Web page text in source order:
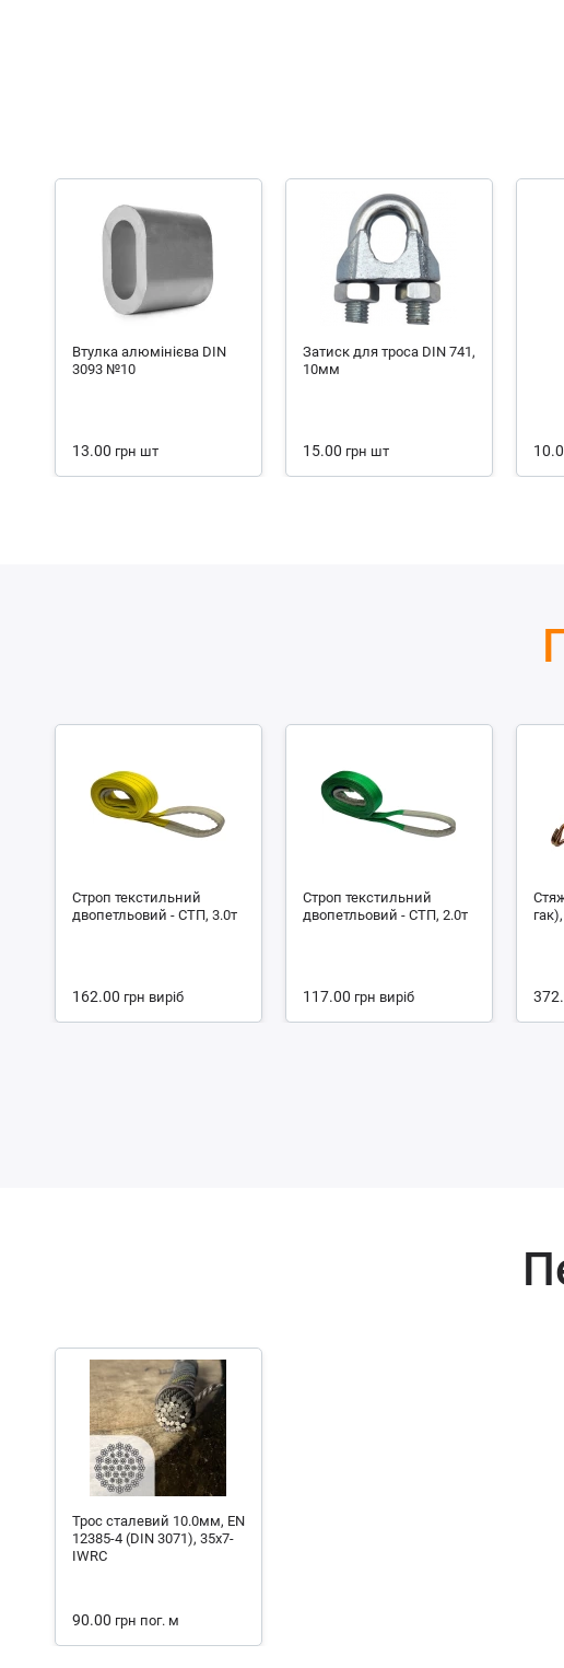
Втулка алюмінієва DIN
3093 №10
13.00 грн шт
Затиск для троса DIN 741,
10мм
15.00 грн шт
Строп текстильний
двопетльовий - СТП, 3.0т
162.00 грн виріб
Строп текстильний
двопетльовий - СТП, 2.0т
117.00 грн виріб
Трос сталевий 10.0мм, EN
12385-4 (DIN 3071), 35x7-
IWRC
90.00 грн пог. м